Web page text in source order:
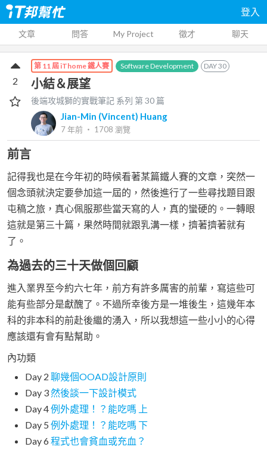
登入
文章 問答 My Project 徵才 聊天
第 11 屆 iThome 鐵人賽 Software Development DAY30
小結＆展望
後端攻城獅的實戰筆記 系列 第30 篇
Jian-Min (Vincent) Huang
7 年前 ‧ 1708 瀏覽
2
前言
記得我也是在今年初的時候看著某篇鐵人賽的文章，突然一
個念頭就決定要參加這一屆的，然後進行了一些尋找題目跟
屯稿之旅，真心佩服那些當天寫的人，真的蠻硬的。一轉眼
這就是第三十篇，果然時間就跟乳溝一樣，擠著擠著就有
了。
為過去的三十天做個回顧
進入業界至今約六七年，前方有許多厲害的前輩，寫這些可
能有些部分是獻醜了。不過所幸後方是一堆後生，這幾年本
科的非本科的前赴後繼的湧入，所以我想這一些小小的心得
應該還有會有點幫助。
內功類
Day 2 聊幾個OOAD設計原則
Day 3然後談一下設計模式
Day 4例外處理！？能吃嗎 上
Day 5 例外處理！？能吃嗎 下
Day 6 程式也會貧血或充血？